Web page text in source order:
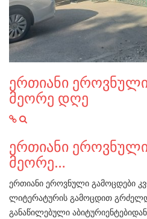
ერთიანი
მეორე დღე
ერთიანი
მეორე…
ერთიანი ეროვნული გამოცდები
ლიტერატურის გამოცდით
განაწილებული